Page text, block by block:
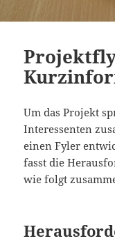
Um das Projekt
Interessenten
einen Fyler
fasst die
wie folgt